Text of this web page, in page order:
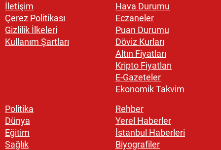
İletişim
Çerez Politikası
Gizlilik İlkeleri
Kullanım Şartları
Hava Durumu
Eczaneler
Puan Durumu
Döviz Kurları
Altın Fiyatları
Kripto Fiyatları
E-Gazeteler
Ekonomik Takvim
Politika
Dünya
Eğitim
Sağlık
Rehber
Yerel Haberler
İstanbul Haberleri
Biyografiler